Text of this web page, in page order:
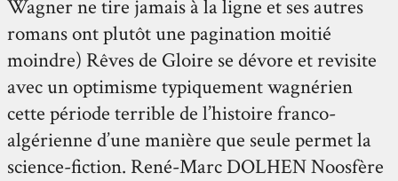
Wagner ne tire jamais à la ligne et ses autres
romans ont plutôt une pagination moitié
moindre) Rêves de Gloire se dévore et revisite
avec un optimisme typiquement wagnérien
cette période terrible de l’histoire franco-
algérienne d’une manière que seule permet la
science-fiction. René-Marc DOLHEN Noosfère